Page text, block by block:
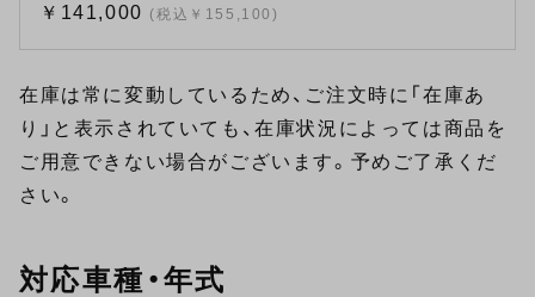
￥141,000 (税込￥155,100)
在庫は常に変動しているため、ご注文時に「在庫あ
り」と表示されていても、在庫状況によっては商品を
ご用意できない場合がございます。予めご了承くだ
さい。
対応車種・年式